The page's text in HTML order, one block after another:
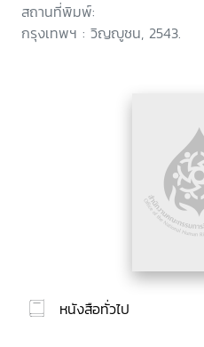
สถานที่พิมพ์:
กรุงเทพฯ : วิญญูชน, 2543.
หนังสือทั่วไป